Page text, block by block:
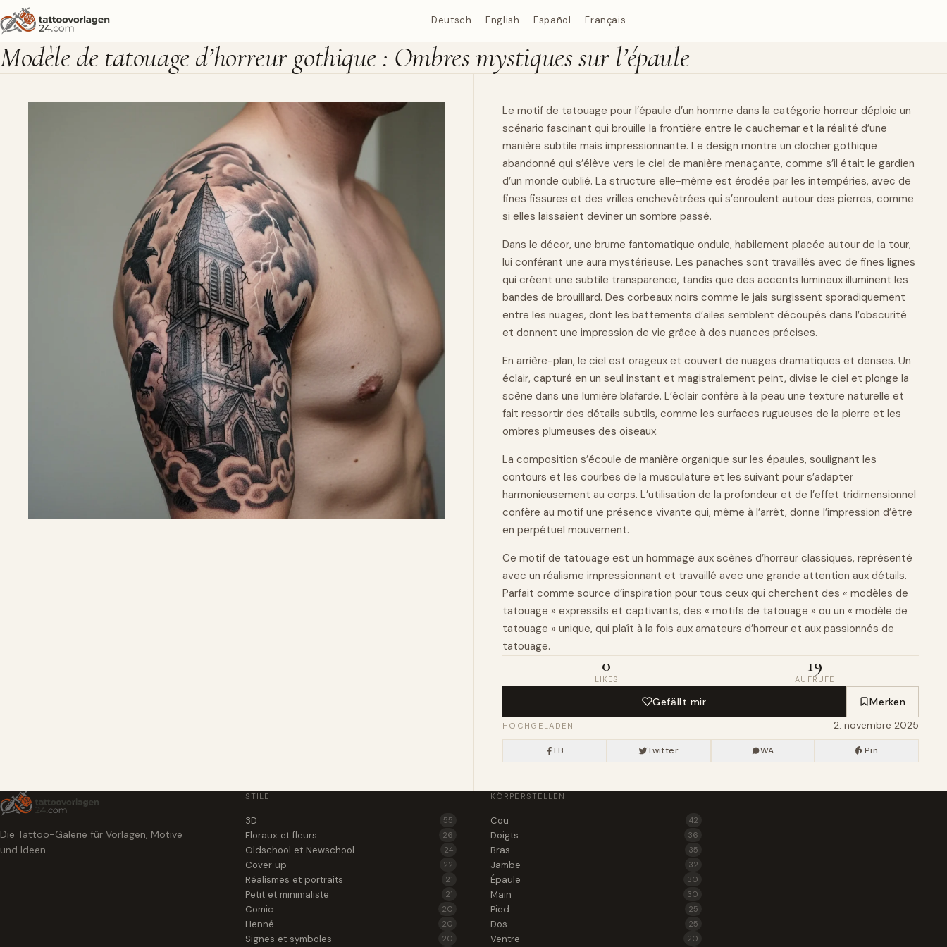
Deutsch English Español Français
Modèle de tatouage d’horreur gothique : Ombres mystiques sur l’épaule
Le motif de tatouage pour l’épaule d’un homme dans la catégorie horreur déploie un
scénario fascinant qui brouille la frontière entre le cauchemar et la réalité d’une
manière subtile mais impressionnante. Le design montre un clocher gothique
abandonné qui s’élève vers le ciel de manière menaçante, comme s’il était le gardien
d’un monde oublié. La structure elle-même est érodée par les intempéries, avec de
fines fissures et des vrilles enchevêtrées qui s’enroulent autour des pierres, comme
si elles laissaient deviner un sombre passé.
Dans le décor, une brume fantomatique ondule, habilement placée autour de la tour,
lui conférant une aura mystérieuse. Les panaches sont travaillés avec de fines lignes
qui créent une subtile transparence, tandis que des accents lumineux illuminent les
bandes de brouillard. Des corbeaux noirs comme le jais surgissent sporadiquement
entre les nuages, dont les battements d’ailes semblent découpés dans l’obscurité
et donnent une impression de vie grâce à des nuances précises.
En arrière-plan, le ciel est orageux et couvert de nuages dramatiques et denses. Un
éclair, capturé en un seul instant et magistralement peint, divise le ciel et plonge la
scène dans une lumière blafarde. L’éclair confère à la peau une texture naturelle et
fait ressortir des détails subtils, comme les surfaces rugueuses de la pierre et les
ombres plumeuses des oiseaux.
La composition s’écoule de manière organique sur les épaules, soulignant les
contours et les courbes de la musculature et les suivant pour s’adapter
harmonieusement au corps. L’utilisation de la profondeur et de l’effet tridimensionnel
confère au motif une présence vivante qui, même à l’arrêt, donne l’impression d’être
en perpétuel mouvement.
Ce motif de tatouage est un hommage aux scènes d’horreur classiques, représenté
avec un réalisme impressionnant et travaillé avec une grande attention aux détails.
Parfait comme source d’inspiration pour tous ceux qui cherchent des « modèles de
tatouage » expressifs et captivants, des « motifs de tatouage » ou un « modèle de
tatouage » unique, qui plaît à la fois aux amateurs d’horreur et aux passionnés de
tatouage.
0
LIKES
19
AUFRUFE
Gefällt mir Merken
HOCHGELADEN 2. novembre 2025
FB Twitter WA Pin
Die Tattoo-Galerie für Vorlagen, Motive
und Ideen.
STILE
3D 55
Floraux et fleurs 26
Oldschool et Newschool 24
Cover up 22
Réalismes et portraits 21
Petit et minimaliste 21
Comic 20
Henné 20
Signes et symboles 20
KÖRPERSTELLEN
Cou 42
Doigts 36
Bras 35
Jambe 32
Épaule 30
Main 30
Pied 25
Dos 25
Ventre 20